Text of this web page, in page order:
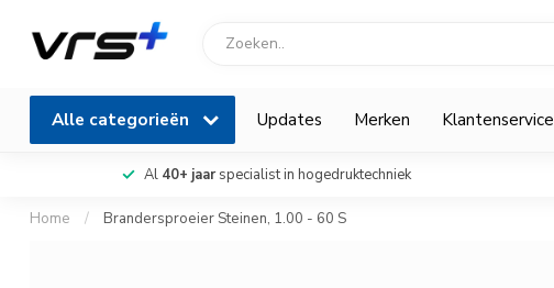
Alle categorieën Updates Merken Klantenservice
Al 40+ jaarspecialist in hogedruktechniek
Home / Brandersproeier Steinen, 1.00 - 60 S